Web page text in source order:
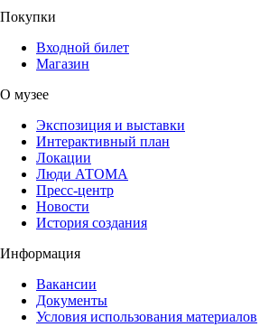
Покупки
Входной билет
Магазин
О музее
Экспозиция и выставки
Интерактивный план
Локации
Люди АТОМА
Пресс-центр
Новости
История создания
Информация
Вакансии
Документы
Условия использования материалов